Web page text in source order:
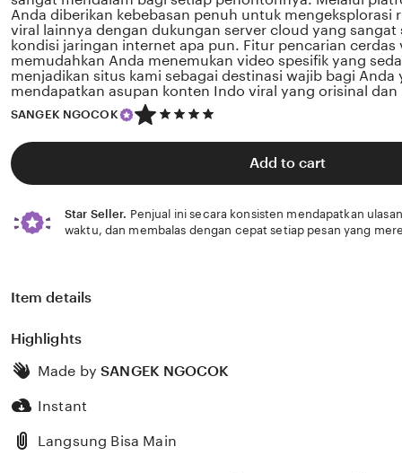
Anda diberikan kebebasan penuh untuk mengeksplorasi
viral lainnya dengan dukungan server cloud yang sangat
kondisi jaringan internet apa pun. Fitur pencarian cerdas
memudahkan Anda menemukan video spesifik yang
menjadikan situs kami sebagai destinasi wajib bagi Anda
mendapatkan asupan konten Indo viral yang orisinal
SANGEK NGOCOK
5
out
of
Add to cart
Star Seller. Penjual ini secara konsisten mendapatkan
waktu, dan membalas dengan cepat setiap pesan yang
Item details
Highlights
Made bySANGEK NGOCOK
Instant
Langsung Bisa Main